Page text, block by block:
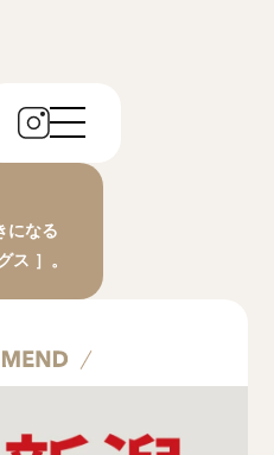
になる
ス ］。